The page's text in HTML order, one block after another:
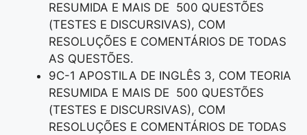
RESUMIDA E MAIS DE 500 QUESTÕES
(TESTES E DISCURSIVAS), COM
RESOLUÇÕES E COMENTÁRIOS DE TODAS
AS QUESTÕES.
9C-1 APOSTILA DE INGLÊS 3, COM TEORIA
RESUMIDA E MAIS DE 500 QUESTÕES
(TESTES E DISCURSIVAS), COM
RESOLUÇÕES E COMENTÁRIOS DE TODAS